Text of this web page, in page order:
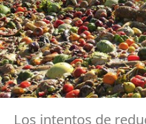
Los intentos de